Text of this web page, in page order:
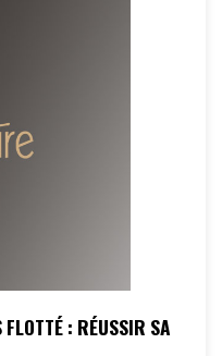
: RÉUSSIR SA